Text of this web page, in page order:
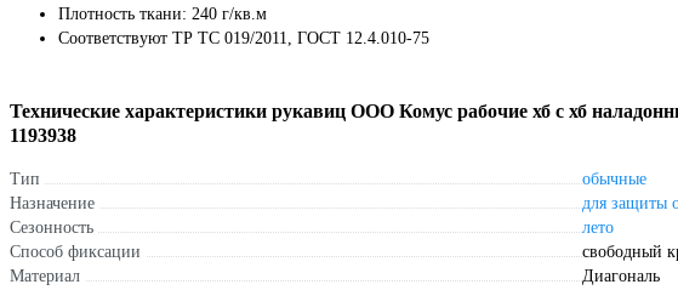
Плотность ткани: 240 г/кв.м
Соответствуют ТР ТС 019/2011, ГОСТ 12.4.010-75
Технические характеристики рукавиц ООО Комус рабочие хб с хб
1193938
Тип
обычные
Назначение
для защиты
Сезонность
лето
Способ фиксации
свободный
Материал
Диагональ